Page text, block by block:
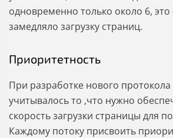
одновременно только около 6,
замедляло загрузку страниц.
Приоритетность
При разработке нового
учитывалось то ,что нужно
скорость загрузки страницы для
Каждому потоку присвоить